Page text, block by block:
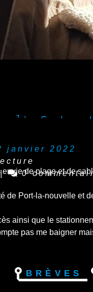
Brèves
Le
janvier 2022
| 0de plage et de
de Port-la-nouvelle et
ainsi que le
pas me baigner